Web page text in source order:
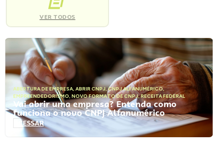
VER TODOS
ABERTURA DE EMPRESA, ABRIR CNPJ,CNPJ ALFANUMÉRICO,
EMPREENDEDORISMO, NOVO FORMATO DE CNPJ,RECEITA FEDERAL
Vai abrir uma empresa? Entenda como
funciona o novo CNPJ Alfanumérico
ACESSAR